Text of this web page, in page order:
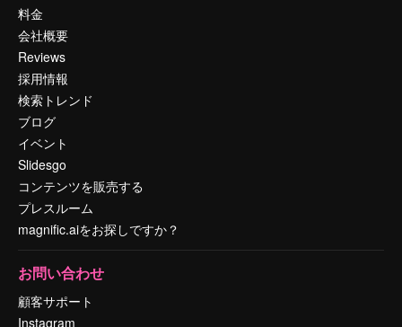
料金
会社概要
Reviews
採用情報
検索トレンド
ブログ
イベント
Slidesgo
コンテンツを販売する
プレスルーム
magnific.aiをお探しですか？
お問い合わせ
顧客サポート
Instagram